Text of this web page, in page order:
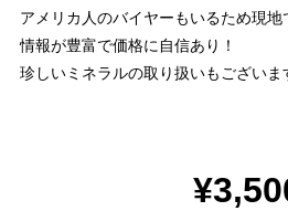
アメリカ人のバイヤーもいるため現地
情報が豊富で価格に自信あり！
珍しいミネラルの取り扱いもございま